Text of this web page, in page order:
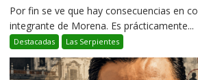
Por fin se ve que hay consecuencias en
integrante de Morena. Es prácticamente...
Destacadas Las Serpientes